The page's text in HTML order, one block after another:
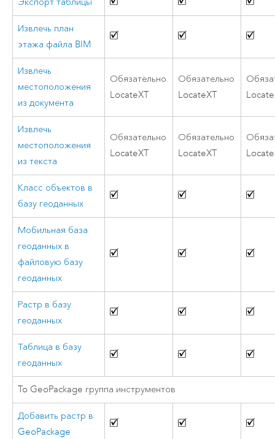
Извлечь план
этажа файла BIM
Извлечь
местоположения
из документа
Обязательно
LocateXT
Обязательно
LocateXT
Извлечь
местоположения
из текста
Обязательно
LocateXT
Обязательно
LocateXT
Класс объектов в
базу геоданных
Мобильная база
геоданных в
файловую базу
геоданных
Растр в базу
геоданных
Таблица в базу
геоданных
To GeoPackage группа инструментов
Добавить растр в
GeoPackage